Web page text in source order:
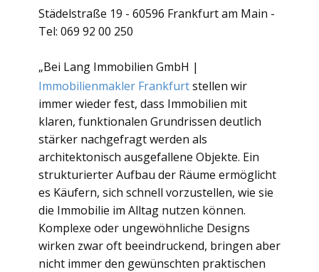
Städelstraße 19 - 60596 Frankfurt am Main -
Tel: 069 92 00 250
„Bei Lang Immobilien GmbH |
Immobilienmakler Frankfurtstellen wir
immer wieder fest, dass Immobilien mit
klaren, funktionalen Grundrissen deutlich
stärker nachgefragt werden als
architektonisch ausgefallene Objekte. Ein
strukturierter Aufbau der Räume ermöglicht
es Käufern, sich schnell vorzustellen, wie sie
die Immobilie im Alltag nutzen können.
Komplexe oder ungewöhnliche Designs
wirken zwar oft beeindruckend, bringen aber
nicht immer den gewünschten praktischen